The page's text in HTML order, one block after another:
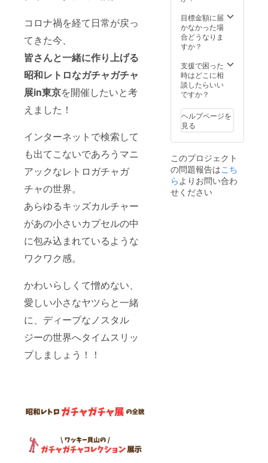
コロナ禍を経て日常が戻っ
てきた今、
皆さんと一緒に作り上げる
昭和レトロなガチャガチャ
展in東京を開催したいと考
えました！
インターネットで検索して
も出てこないであろうマニ
アックなレトロガチャガ
チャの世界。
あらゆるキッズカルチャー
があの小さいカプセルの中
に包み込まれているような
ワクワク感。
かわいらしくて憎めない、
愛しい小さなヤツらと一緒
に、ディープなノスタル
ジーの世界へタイムスリッ
プしましょう！！
イズ可
能で
す。 企
業研
ミナー
等でも
ご検討
くださ
支援い
ただく
際、備
考欄に
現時点
のイ
メージ
などを
わかる
目標金額に届
かなかった場
合どうなりま
すか？
支援で困った
時はどこに相
談したらいい
ですか？
ヘルプページを
見る
このプロジェクト
の問題報告はこち
ら よりお問い合わ
せください